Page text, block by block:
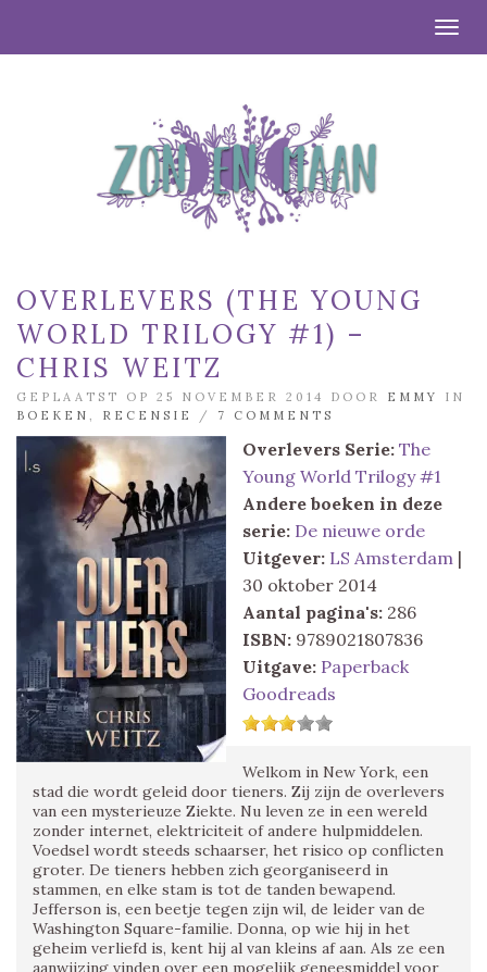
OVERLEVERS (THE YOUNG
WORLD TRILOGY #1) –
CHRIS WEITZ
GEPLAATST OP 25 NOVEMBER 2014 DOOR EMMY
IN
BOEKEN
RECENSIE / 7 COMMENTS
Overlevers Serie: The
Young World Trilogy #1
Andere boeken in deze
serie: De nieuwe orde
Uitgever: LS Amsterdam |
30 oktober 2014
Aantal pagina's: 286
ISBN: 9789021807836
Uitgave: Paperback
Goodreads
Welkom in New York, een
stad die wordt geleid door tieners. Zij zijn de overlevers
van een mysterieuze Ziekte. Nu leven ze in een wereld
zonder internet, elektriciteit of andere hulpmiddelen.
Voedsel wordt steeds schaarser, het risico op conflicten
groter. De tieners hebben zich georganiseerd in
stammen, en elke stam is tot de tanden bewapend.
Jefferson is, een beetje tegen zijn wil, de leider van de
Washington Square-familie. Donna, op wie hij in het
geheim verliefd is, kent hij al van kleins af aan. Als ze een
aanwijzing vinden over een mogelijk geneesmiddel voor